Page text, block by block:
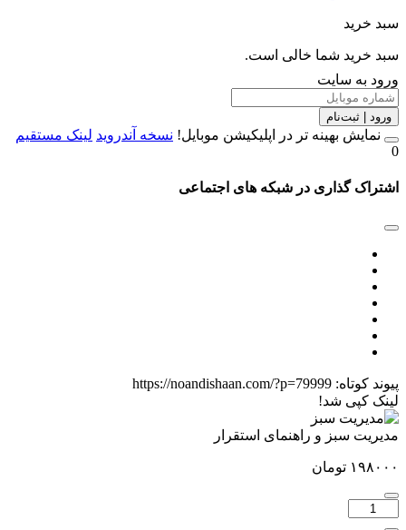
سبد خرید
سبد خرید شما خالی است.
ورود به سایت
ورود | ثبت‌نام
نمایش بهینه تر در اپلیکیشن موبایل! نسخه آندروید لینک مستقیم
0
اشتراک گذاری در شبکه های اجتماعی
پیوند کوتاه: https://noandishaan.com/?p=79999
لینک کپی شد!
مدیریت سبز و راهنمای استقرار
۱۹۸۰۰۰ تومان
تعداد: